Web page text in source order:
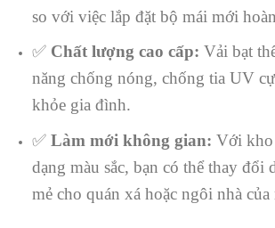
so với việc lắp đặt bộ mái mới
✅ Chất lượng cao cấp: Vải bạt
năng chống nóng, chống tia UV
khỏe gia đình.
✅ Làm mới không gian: Với kho
dạng màu sắc, bạn có thể thay đổi
mẻ cho quán xá hoặc ngôi nhà